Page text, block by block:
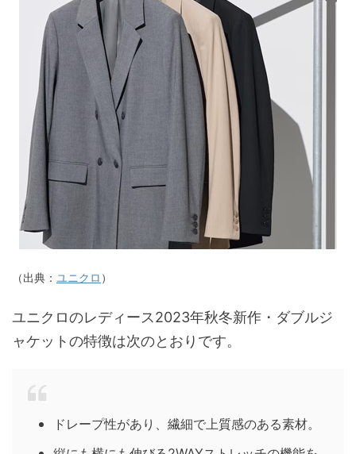
（出典： ユニクロ ）
ユニクロのレディース2023年秋冬新作・ダブルジ
ャケットの特徴は次のとおりです。
ドレープ性があり、繊細で上質感のある素材。